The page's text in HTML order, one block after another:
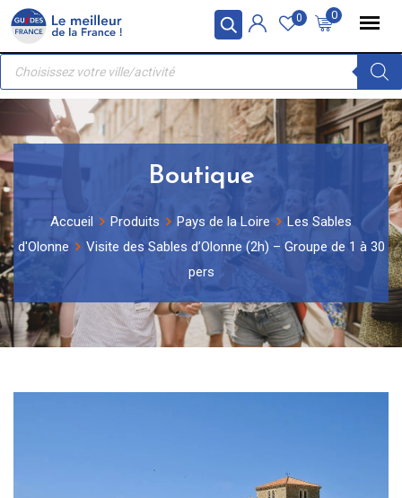
Panneau de gestion des cookies
Skip
content
0
0
Recherche
produits
Boutique
Accueil Produits Pays de la Loire
Les Sables
d'Olonne
Visite des Sables d’Olonne (2h) – Groupe de 1 à 30
pers